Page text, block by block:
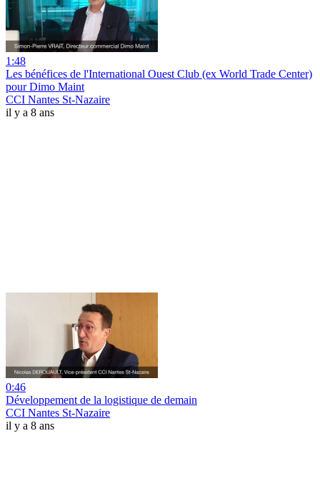
1:48
Les bénéfices de l'International Ouest Club (ex World Trade Center)
pour Dimo Maint
CCI Nantes St-Nazaire
il y a 8 ans
0:46
Développement de la logistique de demain
CCI Nantes St-Nazaire
il y a 8 ans